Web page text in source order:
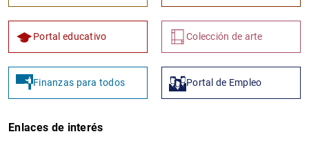
Portal educativo Colección de arte
Finanzas para todos Portal de Empleo
Enlaces de interés